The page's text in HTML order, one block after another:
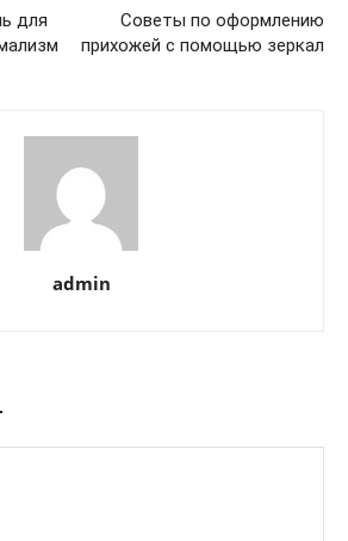
для
Советы по оформлению
прихожей с помощью зеркал
admin